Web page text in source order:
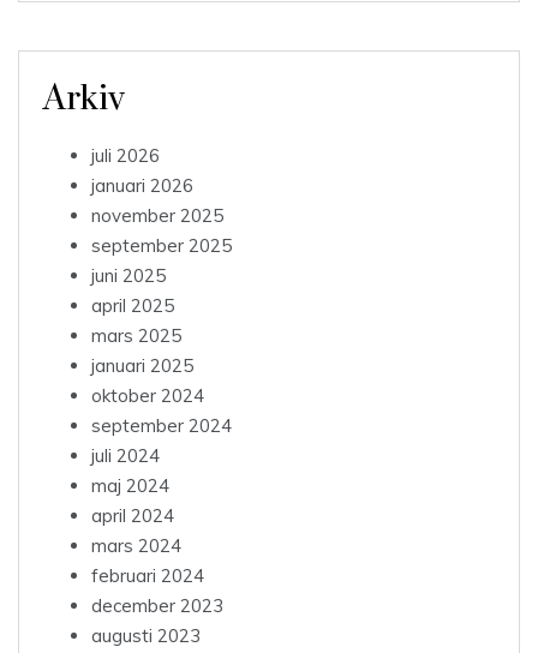
Arkiv
juli 2026
januari 2026
november 2025
september 2025
juni 2025
april 2025
mars 2025
januari 2025
oktober 2024
september 2024
juli 2024
maj 2024
april 2024
mars 2024
februari 2024
december 2023
augusti 2023